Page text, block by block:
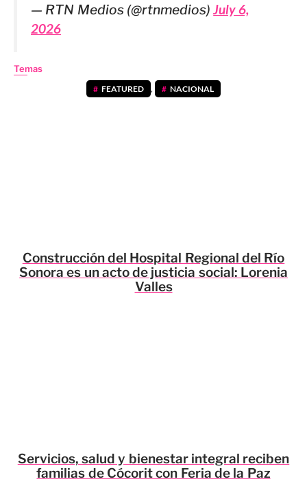
— RTN Medios (@rtnmedios)July 6,
2026
Temas
FEATURED , NACIONAL
Construcción del Hospital Regional del Río
Sonora es un acto de justicia social: Lorenia
Valles
Servicios, salud y bienestar integral reciben
familias de Cócorit con Feria de la Paz